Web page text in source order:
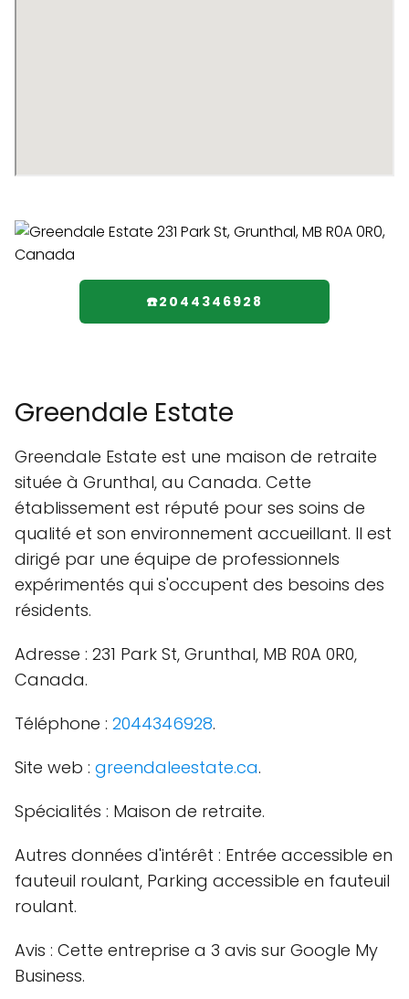
☎️2044346928
Greendale Estate
Greendale Estate est une maison de retraite
située à Grunthal, au Canada. Cette
établissement est réputé pour ses soins de
qualité et son environnement accueillant. Il est
dirigé par une équipe de professionnels
expérimentés qui s'occupent des besoins des
résidents.
Adresse : 231 Park St, Grunthal, MB R0A 0R0,
Canada.
Téléphone : 2044346928.
Site web : greendaleestate.ca.
Spécialités : Maison de retraite.
Autres données d'intérêt : Entrée accessible en
fauteuil roulant, Parking accessible en fauteuil
roulant.
Avis : Cette entreprise a 3 avis sur Google My
Business.